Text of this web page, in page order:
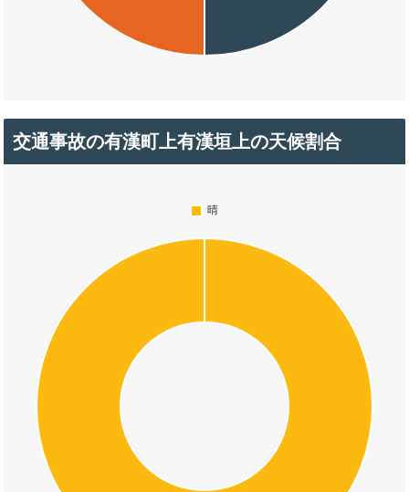
交通事故の有漢町上有漢垣上の天候割合